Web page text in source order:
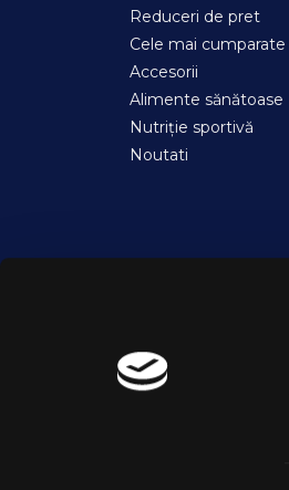
Reduceri de pret
Cele mai cumparate
Accesorii
Alimente sănătoase
Nutriție sportivă
Noutati